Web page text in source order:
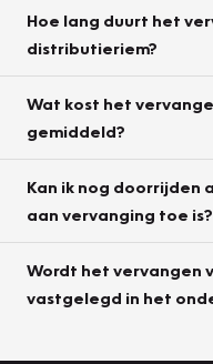
Hoe lang duurt het
distributieriem?
Wat kost het
gemiddeld?
Kan ik nog doorrijden
aan vervanging toe is?
Wordt het vervangen
vastgelegd in het